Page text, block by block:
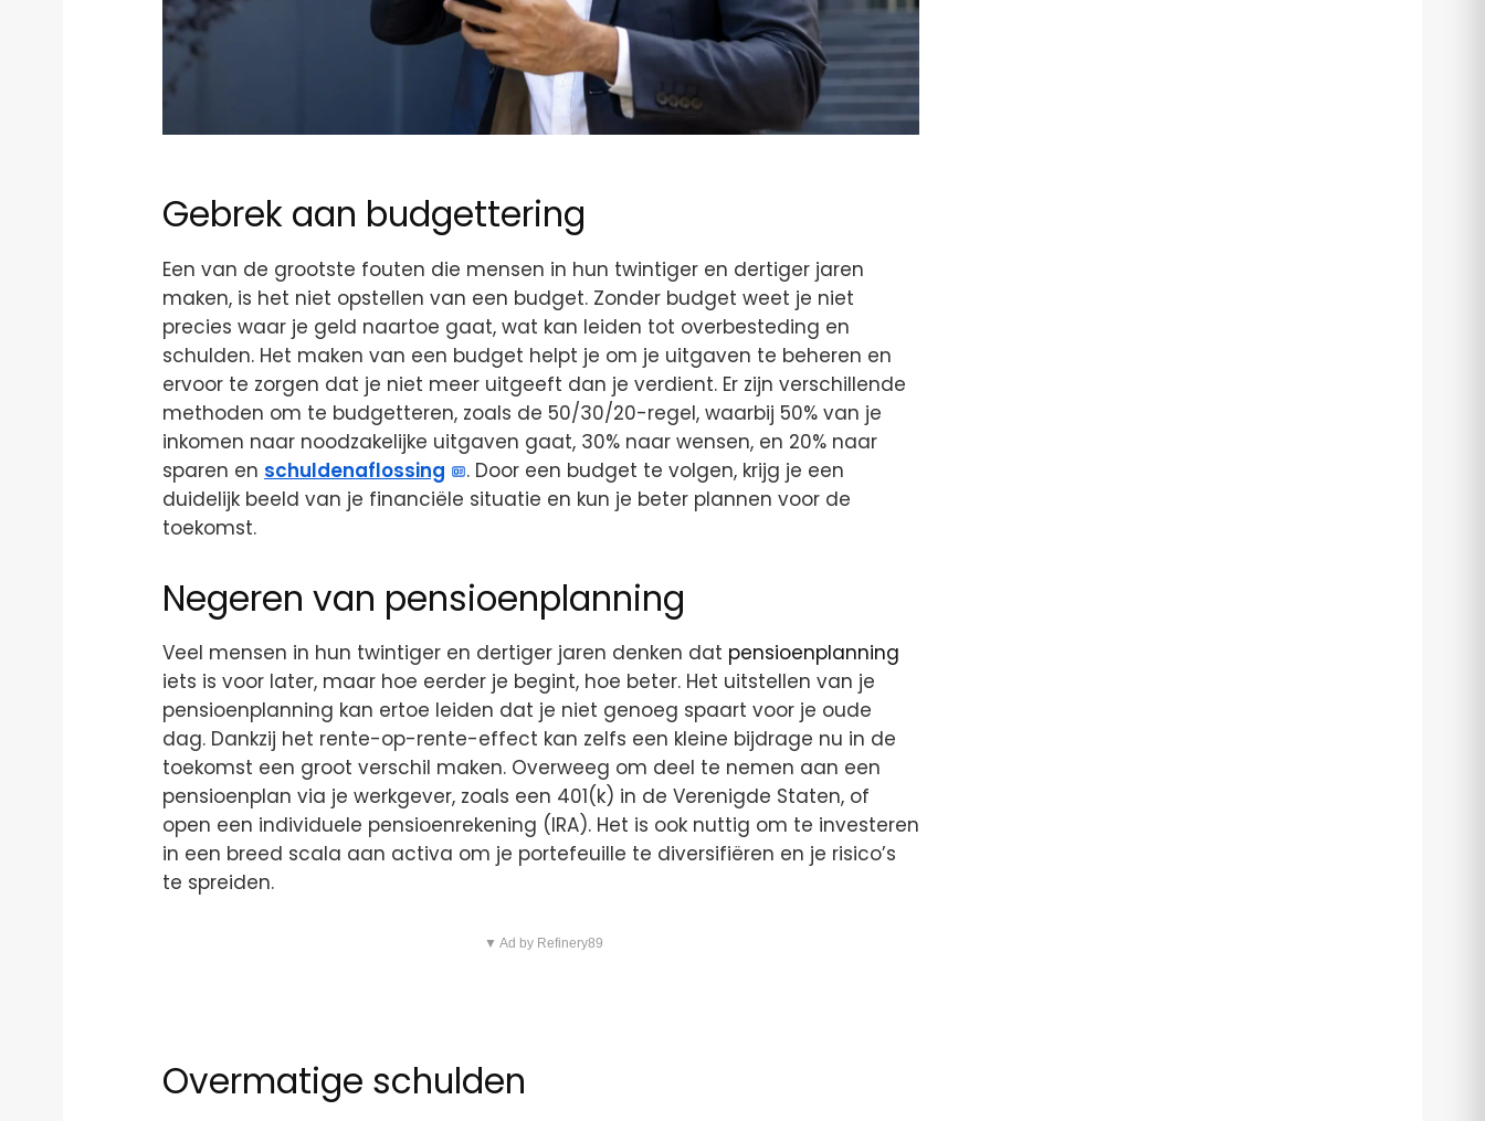
Gebrek aan budgettering
Een van de grootste fouten die mensen in hun twintiger en dertiger jaren
maken, is het niet opstellen van een budget. Zonder budget weet je niet
precies waar je geld naartoe gaat, wat kan leiden tot overbesteding en
schulden. Het maken van een budget helpt je om je uitgaven te beheren en
ervoor te zorgen dat je niet meer uitgeeft dan je verdient. Er zijn verschillende
methoden om te budgetteren, zoals de 50/30/20-regel, waarbij 50% van je
inkomen naar noodzakelijke uitgaven gaat, 30% naar wensen, en 20% naar
sparen en schuldenaflossing
. Door een budget te volgen, krijg je een
duidelijk beeld van je financiële situatie en kun je beter plannen voor de
toekomst.
Negeren van pensioenplanning
Veel mensen in hun twintiger en dertiger jaren denken dat pensioenplanning
iets is voor later, maar hoe eerder je begint, hoe beter. Het uitstellen van je
pensioenplanning kan ertoe leiden dat je niet genoeg spaart voor je oude
dag. Dankzij het rente-op-rente-effect kan zelfs een kleine bijdrage nu in de
toekomst een groot verschil maken. Overweeg om deel te nemen aan een
pensioenplan via je werkgever, zoals een 401(k) in de Verenigde Staten, of
open een individuele pensioenrekening (IRA). Het is ook nuttig om te investeren
in een breed scala aan activa om je portefeuille te diversifiëren en je risico’s
te spreiden.
▼ Ad by Refinery89
Overmatige schulden